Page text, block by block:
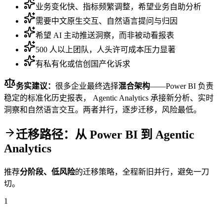
业务变化快、指标频繁调整，希望业务自助分析
需要中文原生交互、自然语言提问与归因
希望 AI 主动推送洞察，而非被动看报表
500 人以上团队，人头许可成本压力显著
有私有化或信创国产化诉求
务实建议： 很多企业最终选择混合架构——Power BI 负责
稳定的标准化历史报表， Agentic Analytics 承接新分析、实时
洞察和自然语言交互。两者并行，逐步迁移，风险最低。
迁移路径：从 Power BI 到 Agentic
Analytics
推荐分阶段、低风险的迁移策略，全程新旧并行，避免一刀
切。
1